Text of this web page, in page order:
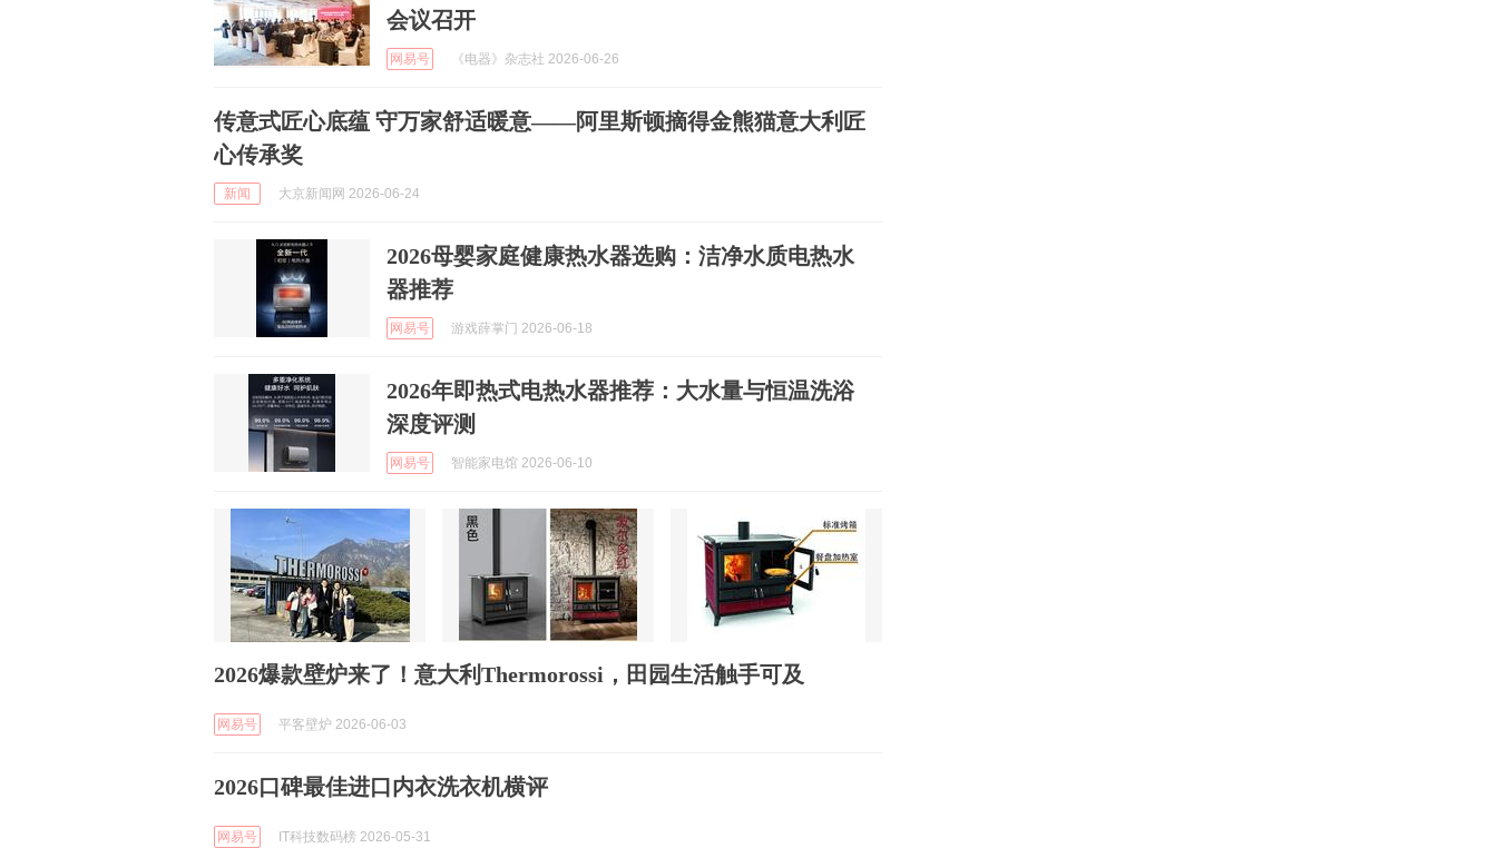
会议召开
网易号 《电器》杂志社 2026-06-26
传意式匠心底蕴 守万家舒适暖意——阿里斯顿摘得金熊猫意大利匠
心传承奖
新闻 大京新闻网 2026-06-24
2026母婴家庭健康热水器选购：洁净水质电热水
器推荐
网易号 游戏薛掌门 2026-06-18
2026年即热式电热水器推荐：大水量与恒温洗浴
深度评测
网易号 智能家电馆 2026-06-10
2026爆款壁炉来了！意大利Thermorossi，田园生活触手可及
网易号 平客壁炉 2026-06-03
2026口碑最佳进口内衣洗衣机横评
网易号 IT科技数码榜 2026-05-31